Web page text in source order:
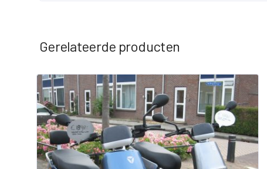
Gerelateerde producten